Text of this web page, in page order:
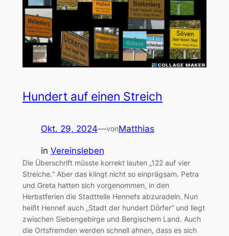
Hundert auf einen Streich
Okt. 29, 2024—vonMatthias
in Vereinsleben
Die Überschrift müsste korrekt lauten „122 auf vier
Streiche.“ Aber das klingt nicht so einprägsam. Petra
und Greta hatten sich vorgenommen, in den
Herbstferien die Stadtteile Hennefs abzuradeln. Nun
heißt Hennef auch „Stadt der hundert Dörfer“ und liegt
zwischen Siebengebirge und Bergischem Land. Auch
die Ortsfremden werden schnell ahnen, dass es sich